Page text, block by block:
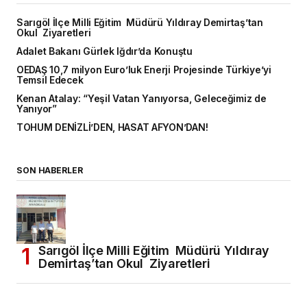
Sarıgöl İlçe Milli Eğitim Müdürü Yıldıray Demirtaş’tan
Okul Ziyaretleri
Adalet Bakanı Gürlek Iğdır’da Konuştu
OEDAŞ 10,7 milyon Euro’luk Enerji Projesinde Türkiye’yi
Temsil Edecek
Kenan Atalay: “Yeşil Vatan Yanıyorsa, Geleceğimiz de
Yanıyor”
TOHUM DENİZLİ’DEN, HASAT AFYON’DAN!
SON HABERLER
Sarıgöl İlçe Milli Eğitim Müdürü Yıldıray
Demirtaş’tan Okul Ziyaretleri